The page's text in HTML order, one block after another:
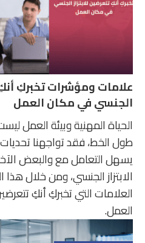
علامات ومؤشرات تخبركِ أنكِ
الجنسي في مكان العمل
الحياة المهنية وبيئة العمل
طول الخط، فقد تواجهنا
يسهل التعامل مع والبعض
الابتزاز الجنسي، ومن خلال
العلامات التي تخبركِ أنكِ
العمل.